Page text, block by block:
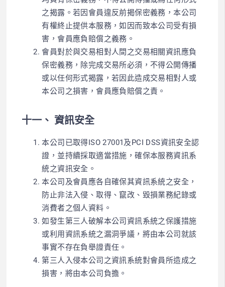
之揭露。若因會員違反前揭保密義務，本公司
有權終止提供本服務，如因而致本公司受有損
害，會員應負賠償之義務。
會員對於與交易相對人間之交易相關資訊應負
保密義務，除完成交易所必須，不得公開傳播
或以任何形式揭露，若因此造成交易相對人或
本公司之損害，會員應負賠償之責。
十一、 資訊安全
本公司已取得ISO 27001及PCI DSS資訊安全認
證，並持續採取適當措施，確保本服務資訊系
統之資訊安全。
本公司及會員應各自確保其資訊系統之安全，
防止非法入侵、取得、竄改、毀損業務紀錄或
消費者之個人資料。
如發生第三人破解本公司資訊系統之保護措施
或利用資訊系統之漏洞爭議，將由本公司就該
事實不存在負舉證責任。
第三人入侵本公司之資訊系統對會員所造成之
損害，將由本公司負擔。